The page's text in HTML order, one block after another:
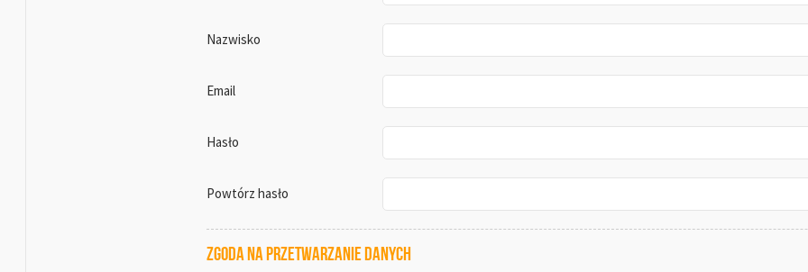
Nazwisko
Email
Hasło
Powtórz hasło
Zgoda na przetwarzanie danych